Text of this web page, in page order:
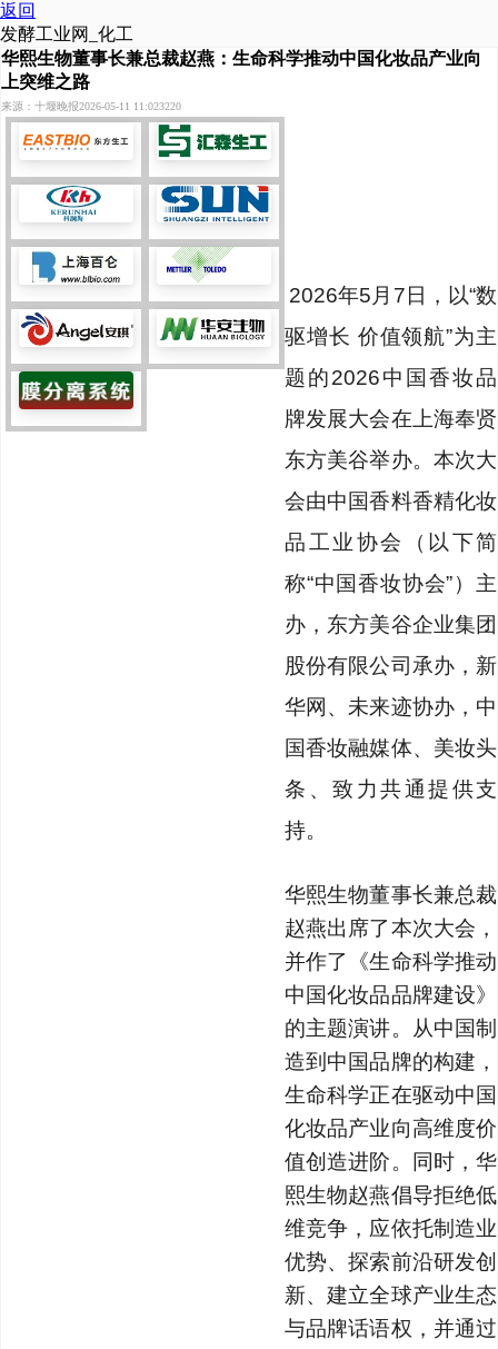
返回
发酵工业网_化工
华熙生物董事长兼总裁赵燕：生命科学推动中国化妆品产业向
上突维之路
来源：十堰晚报2026-05-11 11:023220
2026年5月7日，以“数
驱增长 价值领航”为主
题的2026中国香妆品
牌发展大会在上海奉贤
东方美谷举办。本次大
会由中国香料香精化妆
品工业协会（以下简
称“中国香妆协会”）主
办，东方美谷企业集团
股份有限公司承办，新
华网、未来迹协办，中
国香妆融媒体、美妆头
条、致力共通提供支
持。
华熙生物董事长兼总裁
赵燕出席了本次大会，
并作了《生命科学推动
中国化妆品品牌建设》
的主题演讲。从中国制
造到中国品牌的构建，
生命科学正在驱动中国
化妆品产业向高维度价
值创造进阶。同时，华
熙生物赵燕倡导拒绝低
维竞争，应依托制造业
优势、探索前沿研发创
新、建立全球产业生态
与品牌话语权，并通过